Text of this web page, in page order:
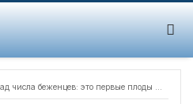
это первые плоды жёсткой миграционной политики